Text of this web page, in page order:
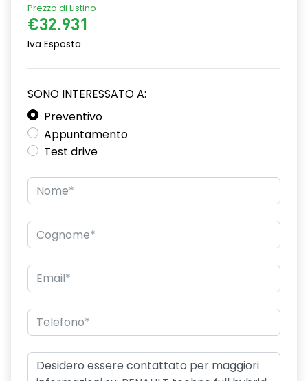
disattivazione ADAS
distance warning avviso distanza di sicurezza
doppio fondo bagagliaio
driver display 10''
eCall funzionalità soggetta a copertura di rete;
compatibilità 2G/3G o 4G/5G a seconda del veicolo
mantenimento della corsia
fari posteriori FULL LED 3D con firma luminosa dinamica C-
SHAPE
frecce di direzione
freno di stazionamento elettrico con funzione Auto-Hold
gas climatizzatore 1234YF
HARM02
Prezzo di Listino
€32.931
Iva Esposta
SONO INTERESSATO A:
Preventivo
Appuntamento
Test drive